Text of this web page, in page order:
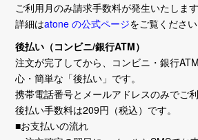
ご利用月のみ請求手数料が発生いたします
詳細はatone の公式ページをご覧ください
後払い（コンビニ/銀行ATM）
注文が完了してから、コンビニ・銀行
心・簡単な「後払い」です。
携帯電話番号とメールアドレスのみでご
後払い手数料は209円（税込）です。
■お支払いの流れ